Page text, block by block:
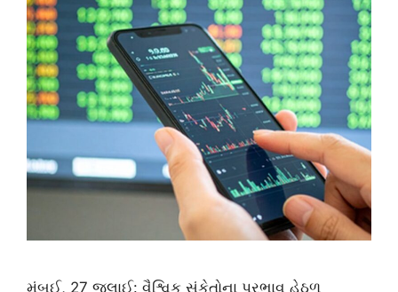
મુંબઈ, 27 જુલાઈ: વૈશ્વિક સંકેતોના પ્રભાવ હેઠળ